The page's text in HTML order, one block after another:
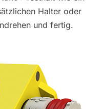
Halter oder
und fertig.